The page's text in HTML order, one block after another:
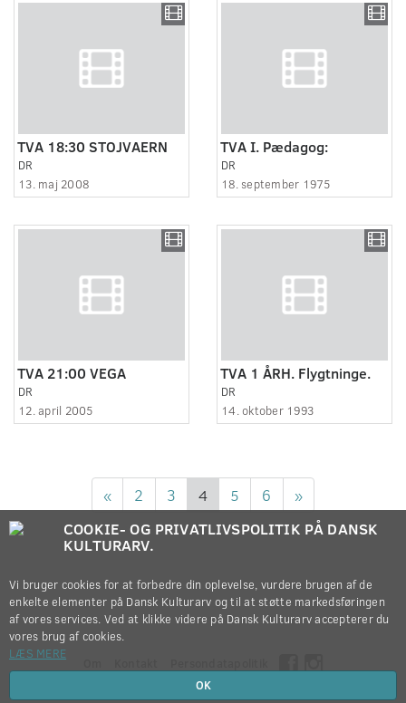
TVA 18:30 STOJVAERN
DR
13. maj 2008
TVA I. Pædagog:
DR
18. september 1975
TVA 21:00 VEGA
DR
12. april 2005
TVA 1 ÅRH. Flygtninge.
DR
14. oktober 1993
« 2 3 4 5 6 »
Copyright © 2012-2026
COOKIE- OG PRIVATLIVSPOLITIK PÅ DANSK
KULTURARV.
Vi bruger cookies for at forbedre din oplevelse, vurdere brugen af de
enkelte elementer på Dansk Kulturarv og til at støtte markedsføringen
af vores services. Ved at klikke videre på Dansk Kulturarv accepterer du
vores brug af cookies.
LÆS MERE
OK